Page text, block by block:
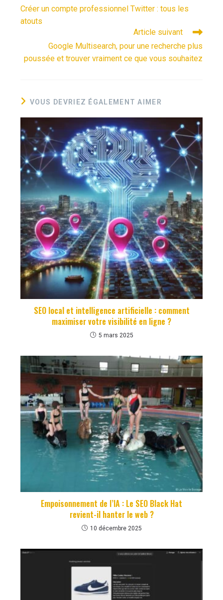
Créer un compte professionnel Twitter : tous les
atouts
Article suivant
Google Multisearch, pour une recherche plus
poussée et trouver vraiment ce que vous souhaitez
VOUS DEVRIEZ ÉGALEMENT AIMER
SEO local et intelligence artificielle : comment
maximiser votre visibilité en ligne ?
5 mars 2025
Empoisonnement de l’IA : Le SEO Black Hat
revient-il hanter le web ?
10 décembre 2025